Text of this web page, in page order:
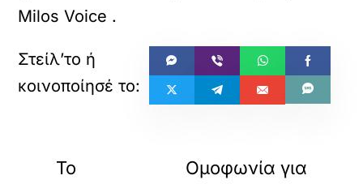
Milos Voice .
Το Ομοφωνία για